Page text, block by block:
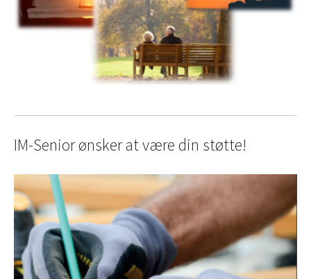
IM-Senior ønsker at være din støtte!